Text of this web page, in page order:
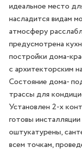
идеальное место
насладится видам
атмосферу
предусмотрена
постройки дома-
с архитекторским
Состояние дома-
трассы для
Установлен 2-х
готовы
оштукатурены,
всем точкам,